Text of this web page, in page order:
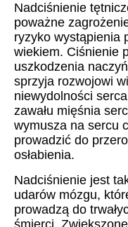
Nadciśnienie
poważne
ryzyko wystąpienia
wiekiem. Ciśnienie
uszkodzenia
sprzyja rozwojowi
niewydolności
zawału mięśnia
wymusza na sercu
prowadzić do
osłabienia.
Nadciśnienie jest
udarów mózgu,
prowadzą do
śmierci.